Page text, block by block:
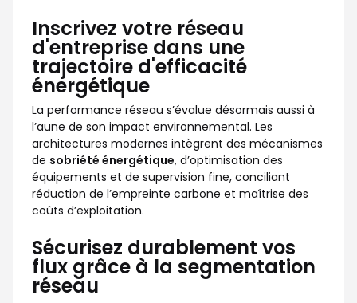
Inscrivez votre réseau
d'entreprise dans une
trajectoire d'efficacité
énergétique
La performance réseau s’évalue désormais aussi à
l’aune de son impact environnemental. Les
architectures modernes intègrent des mécanismes
de sobriété énergétique, d’optimisation des
équipements et de supervision fine, conciliant
réduction de l’empreinte carbone et maîtrise des
coûts d’exploitation.
Sécurisez durablement vos
flux grâce à la segmentation
réseau